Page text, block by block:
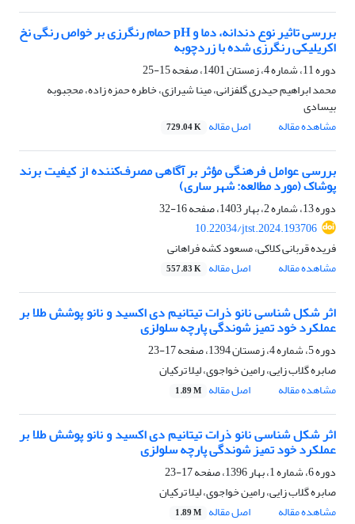
بررسی تاثیر نوع دندانه، دما و pH حمام رنگرزی بر خواص رنگی نخ
اکریلیکی رنگرزی شده با زردچوبه
دوره 11، شماره 4، زمستان 1401، صفحه
15-25
محمد ابراهیم حیدری گلفزانی، مینا شیرازی، خاطره حمزه زاده، محجبوبه
بیسادی
مشاهده مقاله
اصل مقاله 729.04 K
بررسی عوامل فرهنگی مؤثر بر آگاهی مصرف‌کننده از کیفیت برند
پوشاک (مورد مطالعه: شهر ساری)
دوره 13، شماره 2، بهار 1403، صفحه
16-32
10.22034/jtst.2024.193706
فریده قربانی کلاکی، مسعود کشه فراهانی
مشاهده مقاله
اصل مقاله 557.83 K
اثر شکل شناسی نانو ذرات تیتانیم دی اکسید و نانو پوشش طلا بر
عملکرد خود تمیز شوندگی پارچه سلولزی
دوره 5، شماره 4، زمستان 1394، صفحه
17-23
صابره گلاب زایی، رامین خواجوی، لیلا ترکیان
مشاهده مقاله
اصل مقاله 1.89 M
اثر شکل شناسی نانو ذرات تیتانیم دی اکسید و نانو پوشش طلا بر
عملکرد خود تمیز شوندگی پارچه سلولزی
دوره 6، شماره 1، بهار 1396، صفحه
17-23
صابره گلاب زایی، رامین خواجوی، لیلا ترکیان
مشاهده مقاله
اصل مقاله 1.89 M